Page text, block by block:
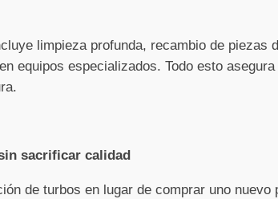
limpieza profunda, recambio de piezas
equipos especializados. Todo esto
sacrificar calidad
de turbos en lugar de comprar uno